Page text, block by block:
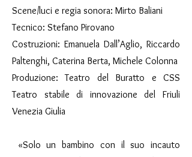
Scene/luci e regia sonora: Mirto Baliani
Tecnico: Stefano Pirovano
Costruzioni: Emanuela Dall’Aglio, Riccardo
Paltenghi, Caterina Berta, Michele Colonna
Produzione: Teatro del Buratto e CSS
Teatro stabile di innovazione del Friuli
Venezia Giulia
«Solo un bambino con il suo incauto